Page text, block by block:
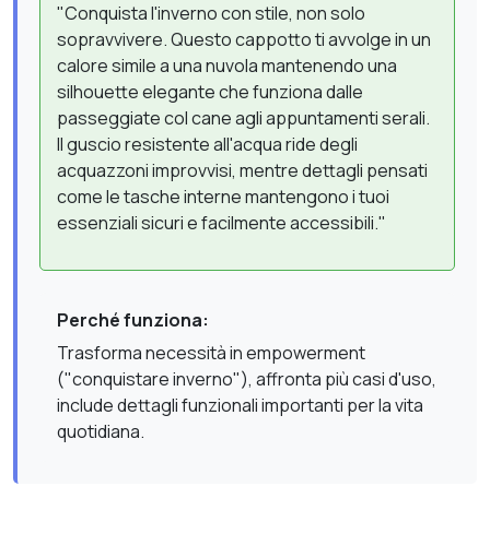
"Conquista l'inverno con stile, non solo
sopravvivere. Questo cappotto ti avvolge in un
calore simile a una nuvola mantenendo una
silhouette elegante che funziona dalle
passeggiate col cane agli appuntamenti serali.
Il guscio resistente all'acqua ride degli
acquazzoni improvvisi, mentre dettagli pensati
come le tasche interne mantengono i tuoi
essenziali sicuri e facilmente accessibili."
Perché funziona:
Trasforma necessità in empowerment
("conquistare inverno"), affronta più casi d'uso,
include dettagli funzionali importanti per la vita
quotidiana.